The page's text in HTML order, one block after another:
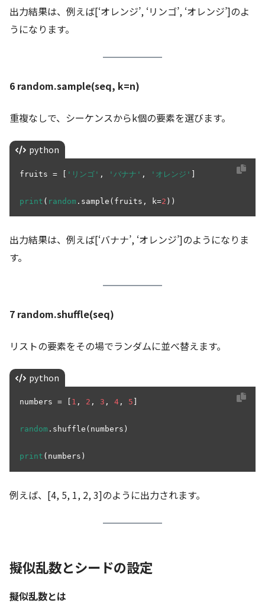
出力結果は、例えば[‘オレンジ’, ‘リンゴ’, ‘オレンジ’]のよ
うになります。
6 random.sample(seq, k=n)
重複なしで、シーケンスからk個の要素を選びます。
python
fruits = [ 'リンゴ' , 'バナナ' , 'オレンジ' ]
print ( random .sample(fruits, k=2
出力結果は、例えば[‘バナナ’, ‘オレンジ’]のようになりま
す。
7 random.shuffle(seq)
リストの要素をその場でランダムに並べ替えます。
python
numbers = [ 1 , 2 , 3 , 4, 5
random .shuffle(numbers)
print
例えば、[4, 5, 1, 2, 3]のように出力されます。
擬似乱数とシードの設定
擬似乱数とは